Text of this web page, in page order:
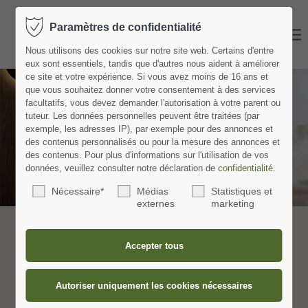
Chambre "Au sous-sol"
Découvrez la nature et le confort
Schwarzwald Plus entdecken
Paramètres de confidentialité
Nous utilisons des cookies sur notre site web.Certains d'entre
eux sont essentiels, tandis que d'autres nous aident à améliorer
ce site et votre expérience.Si vous avez moins de 16 ans et
que vous souhaitez donner votre consentement à des services
facultatifs, vous devez demander l'autorisation à votre parent ou
tuteur. Les données personnelles peuvent être traitées (par
exemple, les adresses IP), par exemple pour des annonces et
des contenus personnalisés ou pour la mesure des annonces et
des contenus. Pour plus d'informations sur l'utilisation de vos
données, veuillez consulter notre déclaration deconfidentialité.
Nécessaire*
Médias
externes
Statistiques et
marketing